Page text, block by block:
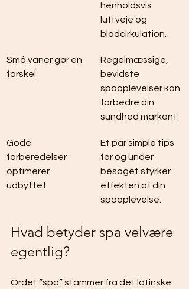
henholdsvis
luftveje og
blodcirkulation.
Små vaner gør en
forskel
Regelmæssige,
bevidste
spaoplevelser kan
forbedre din
sundhed markant.
Gode
forberedelser
optimerer
udbyttet
Et par simple tips
før og under
besøget styrker
effekten af din
spaoplevelse.
Hvad betyder spa velvære
egentlig?
Ordet “spa” stammer fra det latinske